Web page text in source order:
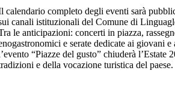
calendario completo degli eventi sarà
canali istituzionali del Comune di
le anticipazioni: concerti in piazza,
e serate dedicate ai giovani
“Piazze del gusto” chiuderà l’Estate
e della vocazione turistica del paese.